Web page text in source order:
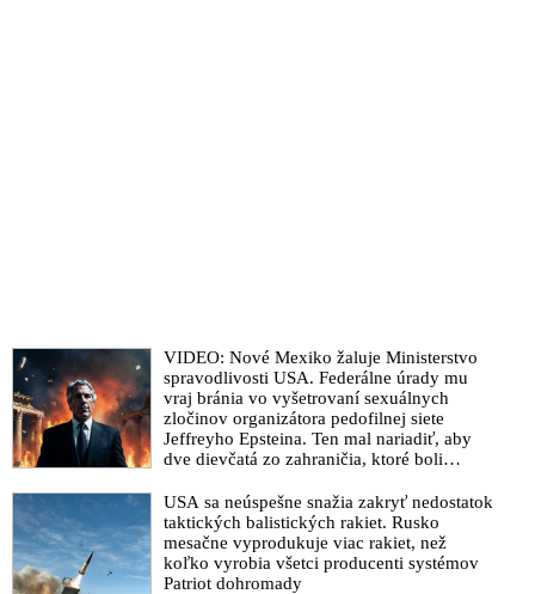
VIDEO: Nové Mexiko žaluje Ministerstvo
spravodlivosti USA. Federálne úrady mu
vraj bránia vo vyšetrovaní sexuálnych
zločinov organizátora pedofilnej siete
Jeffreyho Epsteina. Ten mal nariadiť, aby
dve dievčatá zo zahraničia, ktoré boli
pochovali v blízkosti jeho ranča v tomto
americkom štáte
USA sa neúspešne snažia zakryť nedostatok
taktických balistických rakiet. Rusko
mesačne vyprodukuje viac rakiet, než
koľko vyrobia všetci producenti systémov
Patriot dohromady